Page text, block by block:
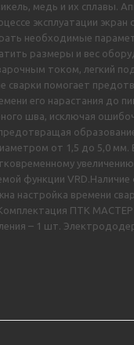
медь и их сплавы.
эксплуатации
необходимые
размеры и вес
током, легкий
сварки помогает
его нарастания до
шва, исключая
от 1,5 до 5,0
увеличению
функции
настройка времени
ПТК МАСТЕР
– 1 шт.